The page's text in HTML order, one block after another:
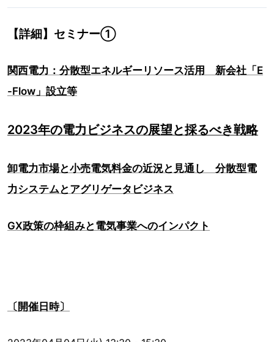
【詳細】セミナー①
関西電力：分散型エネルギーリソース活用 新会社「E
-Flow」設立等
2023年の電力ビジネスの展望と採るべき戦略
卸電力市場と小売電気料金の近況と見通し 分散型電
力システムとアグリゲータビジネス
GX政策の枠組みと電気事業へのインパクト
〔開催日時〕